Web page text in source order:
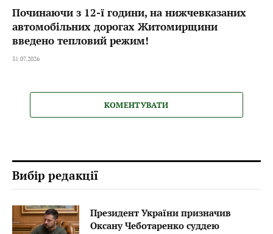
Починаючи з 12-ї години, на нижчевказаних
автомобільних дорогах Житомирщини
введено тепловий режим!
31.07.2026
КОМЕНТУВАТИ
Вибір редакції
Президент України призначив
Оксану Чеботаренко суддею